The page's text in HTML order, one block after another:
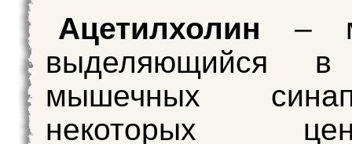
Ацетилхолин –
выделяющийся в
мышечных
некоторых